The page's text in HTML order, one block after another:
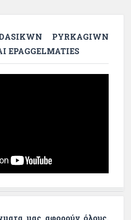
PYRKAGIWN
EPAGGELMATIES